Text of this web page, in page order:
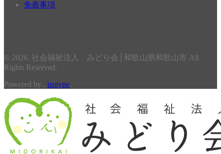
免責事項
© 2026. 社会福祉法人 みどり会│和歌山県和歌山市 All
Rights Reserved.
Powered by . isotype.